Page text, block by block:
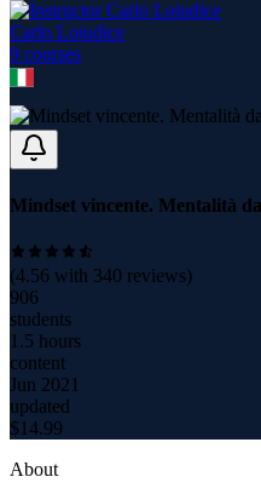
Carlo Loiudice
9 courses
Mindset vincente. Mentalità
(4.56 with 340 reviews)
906
students
1.5 hours
content
Jun 2021
updated
$14.99
About